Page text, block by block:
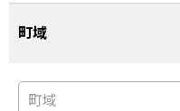
町域